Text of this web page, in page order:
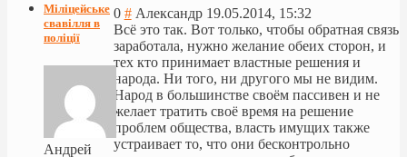
0 # Александр 19.05.2014, 15:32
Всё это так. Вот только, чтобы обратная связь
заработала, нужно желание обеих сторон, и
тех кто принимает властные решения и
народа. Ни того, ни другого мы не видим.
Народ в большинстве своём пассивен и не
желает тратить своё время на решение
проблем общества, власть имущих также
устраивает то, что они бесконтрольно
Міліцейське
свавілля в
поліції
Андрей